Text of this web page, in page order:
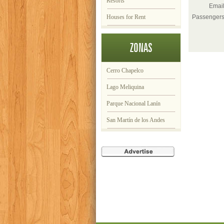
Houses for Rent
ZONAS
Cerro Chapelco
Lago Meliquina
Parque Nacional Lanín
San Martín de los Andes